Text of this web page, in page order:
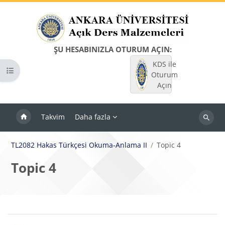
ŞU HESABINIZLA OTURUM AÇIN:
KDS ile
Oturum
Açın
Takvim Daha fazla
Dersleri
Kurs dizinini aç
TL2082 Hakas Türkçesi Okuma-Anlama II Topic 4
Topic 4
Bloklar
Bölüm anahatları